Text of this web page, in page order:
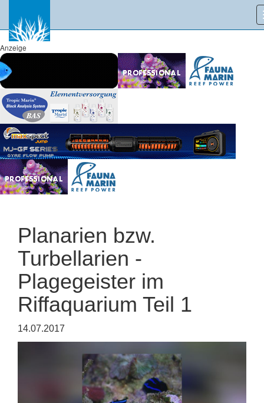
Anzeige
Planarien bzw.
Turbellarien -
Plagegeister im
Riffaquarium Teil 1
14.07.2017